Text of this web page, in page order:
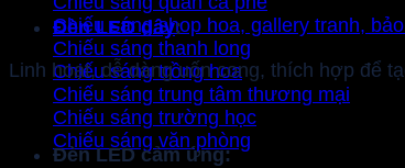
Chiếu sáng shop hoa, gallery tranh,
Chiếu sáng thanh long
Chiếu sáng trồng hoa
Chiếu sáng trung tâm thương mại
Chiếu sáng trường học
Chiếu sáng văn phòng
Đèn LED dây:
Linh hoạt, dễ dàng uốn cong, thích hợp để
Đèn LED cảm ứng: